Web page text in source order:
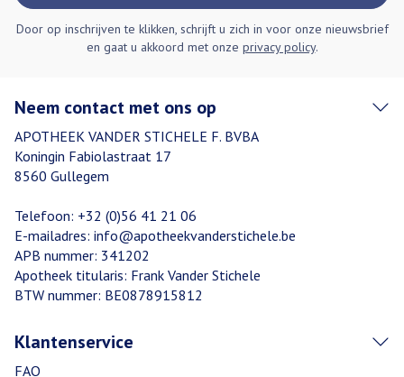
Door op inschrijven te klikken, schrijft u zich in voor onze nieuwsbrief
en gaat u akkoord met onze privacy policy.
Neem contact met ons op
APOTHEEK VANDER STICHELE F. BVBA
Koningin Fabiolastraat 17
8560 Gullegem
Telefoon: +32 (0)56 41 21 06
E-mailadres: info@apotheekvanderstichele.be
APB nummer: 341202
Apotheek titularis: Frank Vander Stichele
BTW nummer: BE0878915812
Klantenservice
FAQ